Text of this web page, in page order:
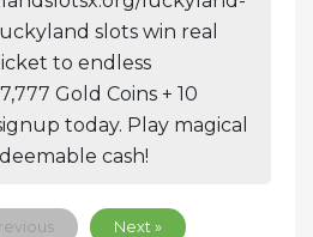
slots win real
to endless
Gold Coins + 10
today. Play magical
cash!
Next »